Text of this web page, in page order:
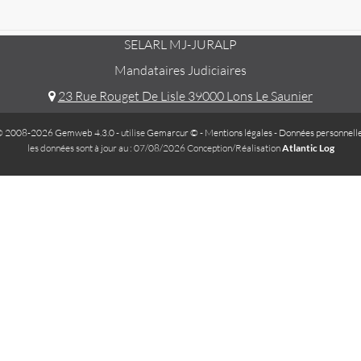
SELARL MJ-JURALP
Mandataires Judiciaires
23 Rue Rouget De Lisle 39000 Lons Le Saunier
2008-2026 Gemweb 4.3.0- utiliseGemarcur © - Mentions légales- Données
les données sont à jour au : 07/08/2026 Conception/RéalisationAtlantic Log